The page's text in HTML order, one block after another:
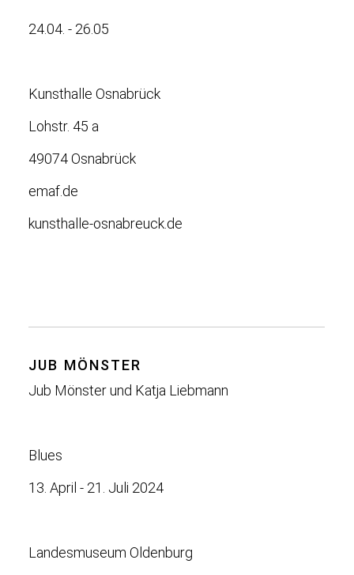
24.04. - 26.05
Kunsthalle Osnabrück
Lohstr. 45 a
49074 Osnabrück
emaf.de
kunsthalle-osnabreuck.de
JUB MÖNSTER
Jub Mönster und Katja Liebmann
Blues
13. April - 21. Juli 2024
Landesmuseum Oldenburg